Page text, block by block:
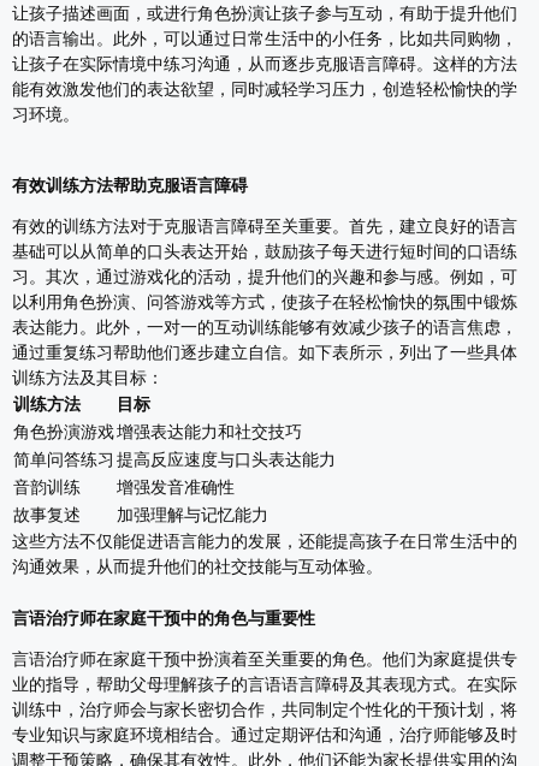
让孩子描述画面，或进行角色扮演让孩子参与互动，有助于提升他们
的语言输出。此外，可以通过日常生活中的小任务，比如共同购物，
让孩子在实际情境中练习沟通，从而逐步克服语言障碍。这样的方法
能有效激发他们的表达欲望，同时减轻学习压力，创造轻松愉快的学
习环境。
有效训练方法帮助克服语言障碍
有效的训练方法对于克服语言障碍至关重要。首先，建立良好的语言
基础可以从简单的口头表达开始，鼓励孩子每天进行短时间的口语练
习。其次，通过游戏化的活动，提升他们的兴趣和参与感。例如，可
以利用角色扮演、问答游戏等方式，使孩子在轻松愉快的氛围中锻炼
表达能力。此外，一对一的互动训练能够有效减少孩子的语言焦虑，
通过重复练习帮助他们逐步建立自信。如下表所示，列出了一些具体
训练方法及其目标：
训练方法
目标
角色扮演游戏增强表达能力和社交技巧
简单问答练习 提高反应速度与口头表达能力
音韵训练
增强发音准确性
故事复述
加强理解与记忆能力
这些方法不仅能促进语言能力的发展，还能提高孩子在日常生活中的
沟通效果，从而提升他们的社交技能与互动体验。
言语治疗师在家庭干预中的角色与重要性
言语治疗师在家庭干预中扮演着至关重要的角色。他们为家庭提供专
业的指导，帮助父母理解孩子的言语语言障碍及其表现方式。在实际
训练中，治疗师会与家长密切合作，共同制定个性化的干预计划，将
专业知识与家庭环境相结合。通过定期评估和沟通，治疗师能够及时
调整干预策略，确保其有效性。此外，他们还能为家长提供实用的沟